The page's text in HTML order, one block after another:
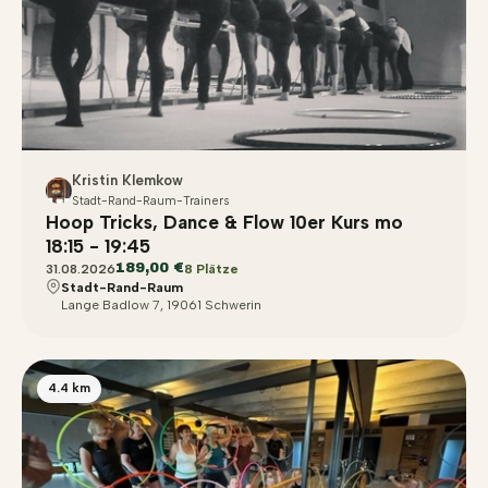
Kristin Klemkow
Stadt-Rand-Raum-Trainers
Hoop Tricks, Dance & Flow 10er Kurs mo
18:15 - 19:45
31.08.2026189,00 €8 Plätze
Stadt-Rand-Raum
Lange Badlow 7, 19061 Schwerin
4.4 km